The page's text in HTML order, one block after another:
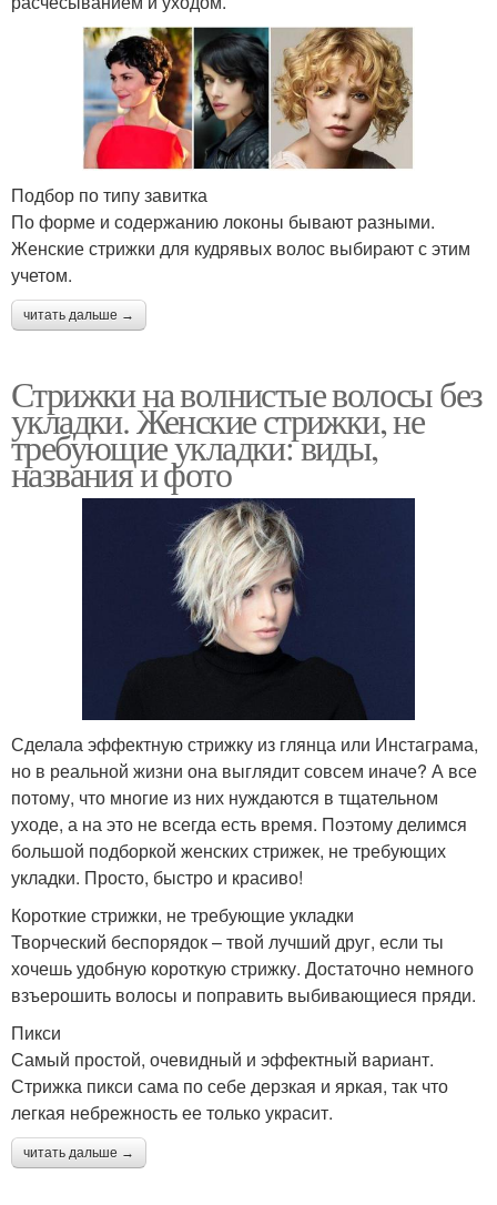
Подбор по типу завитка
По форме и содержанию локоны бывают разными.
Женские стрижки для кудрявых волос выбирают с этим
учетом.
читать дальше →
Стрижки на волнистые волосы без
укладки. Женские стрижки, не
требующие укладки: виды,
названия и фото
Сделала эффектную стрижку из глянца или Инстаграма,
но в реальной жизни она выглядит совсем иначе? А все
потому, что многие из них нуждаются в тщательном
уходе, а на это не всегда есть время. Поэтому делимся
большой подборкой женских стрижек, не требующих
укладки. Просто, быстро и красиво!
Короткие стрижки, не требующие укладки
Творческий беспорядок – твой лучший друг, если ты
хочешь удобную короткую стрижку. Достаточно немного
взъерошить волосы и поправить выбивающиеся пряди.
Пикси
Самый простой, очевидный и эффектный вариант.
Стрижка пикси сама по себе дерзкая и яркая, так что
легкая небрежность ее только украсит.
читать дальше →